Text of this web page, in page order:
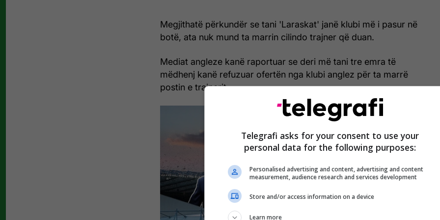
Megjithatë përkundër se tani 'Laraskat' janë klubi më i pasur në
botë, ata nuk mund ta marrin cilindo trajner që duan.
Mediat angleze kanë raportuar se deri më tani tre emra të
mëdhenj kanë refuzuar ofertën nga klubi anglez për ta marrë
postin e trajnerit.
Telegrafi asks for your consent to use your
personal data for the following purposes:
Personalised advertising and content, advertising and content
measurement, audience research and services development
Store and/or access information on a device
Learn more